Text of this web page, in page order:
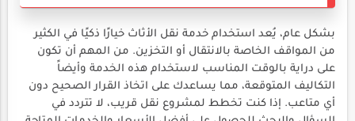
بشكل عام، يُعد استخدام خدمة نقل الأثاث خيارًا ذكيًا في الكثير
من المواقف الخاصة بالانتقال أو التخزين. من المهم أن تكون
على دراية بالوقت المناسب لاستخدام هذه الخدمة وأيضاً
التكاليف المتوقعة، مما يساعدك على اتخاذ القرار الصحيح دون
أي متاعب. إذا كنت تخطط لمشروع نقل قريب، لا تتردد في